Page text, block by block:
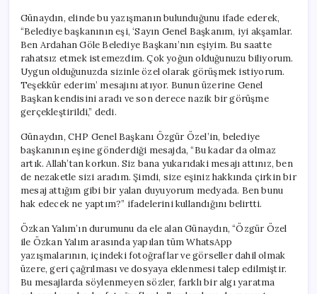
Günaydın, elinde bu yazışmanın bulunduğunu ifade ederek,
“Belediye başkanının eşi, ‘Sayın Genel Başkanım, iyi akşamlar.
Ben Ardahan Göle Belediye Başkanı’nın eşiyim. Bu saatte
rahatsız etmek istemezdim. Çok yoğun olduğunuzu biliyorum.
Uygun olduğunuzda sizinle özel olarak görüşmek istiyorum.
Teşekkür ederim’ mesajını atıyor. Bunun üzerine Genel
Başkan kendisini aradı ve son derece nazik bir görüşme
gerçekleştirildi,” dedi.
Günaydın, CHP Genel Başkanı Özgür Özel’in, belediye
başkanının eşine gönderdiği mesajda, “Bu kadar da olmaz
artık. Allah’tan korkun. Siz bana yukarıdaki mesajı attınız, ben
de nezaketle sizi aradım. Şimdi, size eşiniz hakkında çirkin bir
mesaj attığım gibi bir yalan duyuyorum medyada. Ben bunu
hak edecek ne yaptım?” ifadelerini kullandığını belirtti.
Özkan Yalım’ın durumunu da ele alan Günaydın, “Özgür Özel
ile Özkan Yalım arasında yapılan tüm WhatsApp
yazışmalarının, içindeki fotoğraflar ve görseller dahil olmak
üzere, geri çağrılması ve dosyaya eklenmesi talep edilmiştir.
Bu mesajlarda söylenmeyen sözler, farklı bir algı yaratma